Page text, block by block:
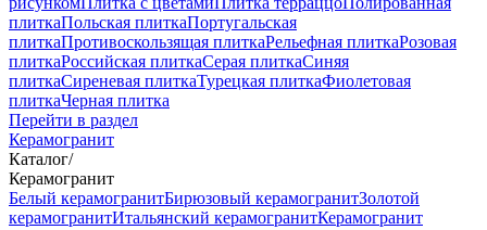
плиткаПольская плиткаПортугальская
плиткаПротивоскользящая плиткаРельефная плиткаРозовая
плиткаРоссийская плиткаСерая плиткаСиняя
плиткаСиреневая плиткаТурецкая плиткаФиолетовая
плиткаЧерная плитка
Перейти в раздел
Керамогранит
Каталог/
Керамогранит
Белый керамогранитБирюзовый керамогранитЗолотой
керамогранитИтальянский керамогранитКерамогранит